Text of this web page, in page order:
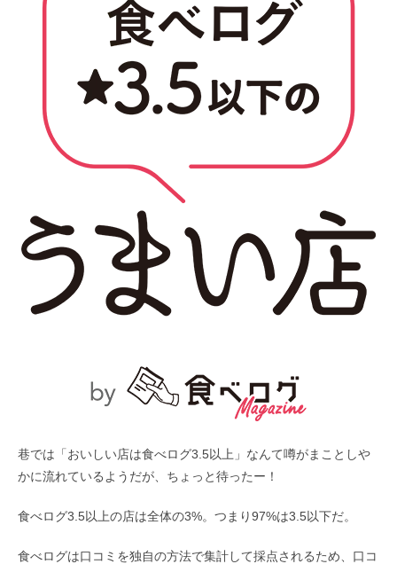
巷では「おいしい店は食べログ3.5以上」なんて噂がまことしや
かに流れているようだが、ちょっと待ったー！
食べログ3.5以上の店は全体の3%。つまり97%は3.5以下だ。
食べログは口コミを独自の方法で集計して採点されるため、口コ